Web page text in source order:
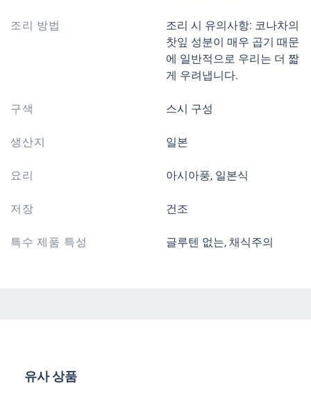
조리 방법
조리 시 유의사항: 코나차의
찻잎 성분이 매우 곱기 때문
에 일반적으로 우리는 더 짧
게 우려냅니다.
구색 스시 구성
생산지 일본
요리 아시아풍, 일본식
저장 건조
특수 제품 특성 글루텐 없는, 채식주의
제품 갤러리 건너뛰기
유사 상품